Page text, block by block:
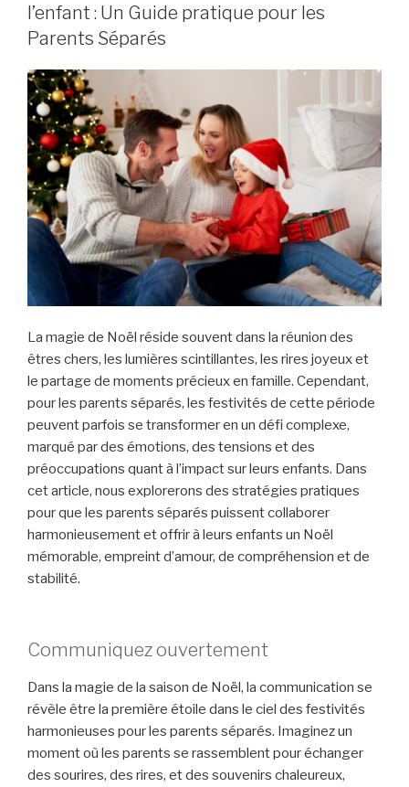
l’enfant : Un Guide pratique pour les
Parents Séparés
La magie de Noël réside souvent dans la réunion des
êtres chers, les lumières scintillantes, les rires joyeux et
le partage de moments précieux en famille. Cependant,
pour les parents séparés, les festivités de cette période
peuvent parfois se transformer en un défi complexe,
marqué par des émotions, des tensions et des
préoccupations quant à l’impact sur leurs enfants. Dans
cet article, nous explorerons des stratégies pratiques
pour que les parents séparés puissent collaborer
harmonieusement et offrir à leurs enfants un Noël
mémorable, empreint d’amour, de compréhension et de
stabilité.
Communiquez ouvertement
Dans la magie de la saison de Noël, la communication se
révèle être la première étoile dans le ciel des festivités
harmonieuses pour les parents séparés. Imaginez un
moment où les parents se rassemblent pour échanger
des sourires, des rires, et des souvenirs chaleureux,